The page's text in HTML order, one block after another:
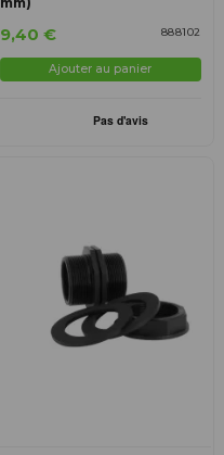
888102
9,40 €
Ajouter au panier